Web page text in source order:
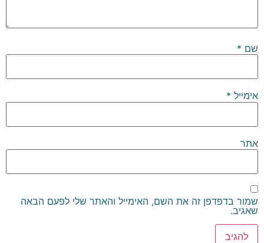
שם *
אימייל *
אתר
שמור בדפדפן זה את השם, האימייל והאתר שלי לפעם הבאה
שאגיב.